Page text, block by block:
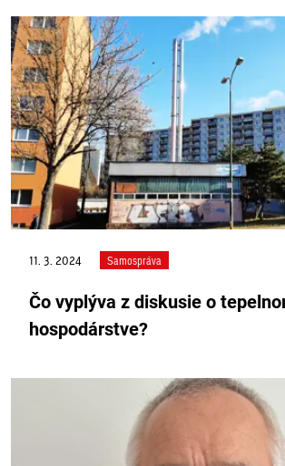
11. 3. 2024 Samospráva
Čo vyplýva z diskusie o
hospodárstve?